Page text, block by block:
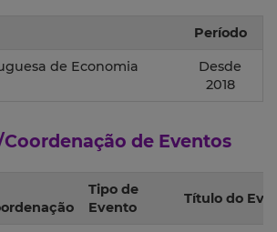
Período
de Economia
Desde
2018
de Eventos
Tipo de
Evento
Título do